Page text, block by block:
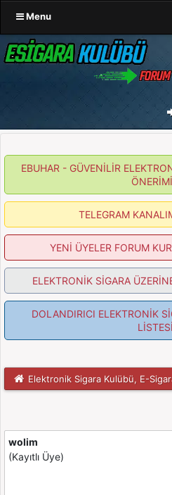
Menu
EBUHAR - GÜVENİLİR
TELEGRAM
YENİ ÜYELER FORUM
ELEKTRONİK SİGARA
DOLANDIRICI ELEKTRONİK
LİSTESİ
Elektronik Sigara Kulübü, E-
wolim
(Kayıtlı Üye)